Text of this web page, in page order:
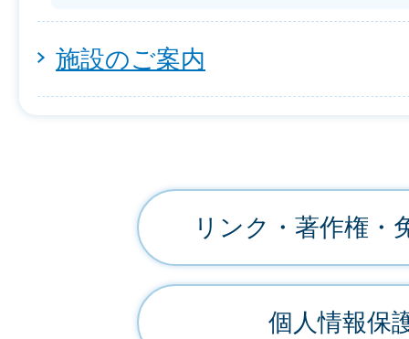
施設のご案内
リンク・著作権・
個人情報保